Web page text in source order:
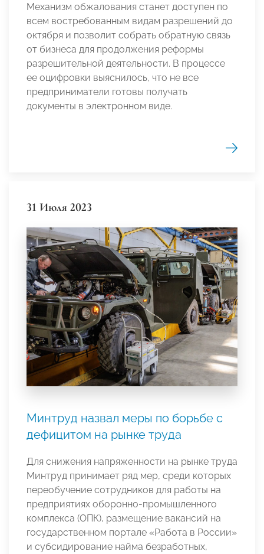
Механизм обжалования станет доступен по
всем востребованным видам разрешений до
октября и позволит собрать обратную связь
от бизнеса для продолжения реформы
разрешительной деятельности. В процессе
ее оцифровки выяснилось, что не все
предприниматели готовы получать
документы в электронном виде.
31 Июля 2023
Минтруд назвал меры по борьбе с
дефицитом на рынке труда
Для снижения напряженности на рынке труда
Минтруд принимает ряд мер, среди которых
переобучение сотрудников для работы на
предприятиях оборонно-промышленного
комплекса (ОПК), размещение вакансий на
государственном портале «Работа в России»
и субсидирование найма безработных,